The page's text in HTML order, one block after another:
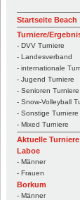
Startseite Beach
Turniere/
- DVV Turniere
- Landesverband
- internationale
- Jugend Turniere
- Senioren Turniere
- Snow-Volleyball
- Sonstige Turniere
- Mixed Turniere
Aktuelle Turniere
Laboe
- Männer
- Frauen
Borkum
- Männer